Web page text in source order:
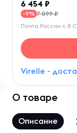
6 454
-9% 7 099 ₽
Virelle -
Почта России с 8
О товаре
Описание